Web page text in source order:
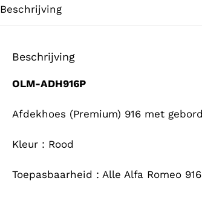
Beschrijving
Beschrijving
OLM-ADH916P
Afdekhoes (Premium) 916 met
Kleur : Rood
Toepasbaarheid : Alle Alfa Romeo